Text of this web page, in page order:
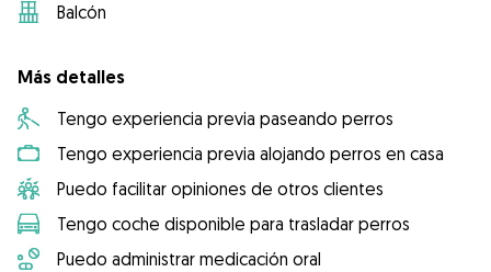
Balcón
Más detalles
Tengo experiencia previa paseando perros
Tengo experiencia previa alojando perros en casa
Puedo facilitar opiniones de otros clientes
Tengo coche disponible para trasladar perros
Puedo administrar medicación oral